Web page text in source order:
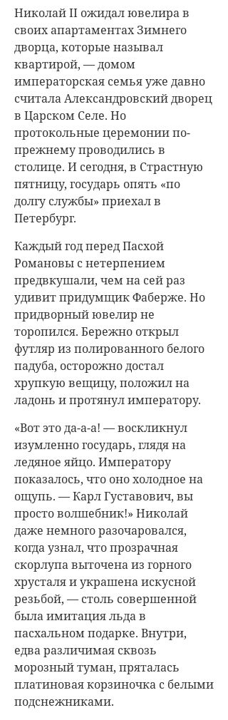
Николай II ожидал ювелира в
своих апартаментах Зимнего
дворца, которые называл
квартирой, — домом
императорская семья уже давно
считала Александровский дворец
в Царском Селе. Но
протокольные церемонии по-
прежнему проводились в
столице. И сегодня, в Страстную
пятницу, государь опять «по
долгу службы» приехал в
Петербург.
Каждый год перед Пасхой
Романовы с нетерпением
предвкушали, чем на сей раз
удивит придумщик Фаберже. Но
придворный ювелир не
торопился. Бережно открыл
футляр из полированного белого
падуба, осторожно достал
хрупкую вещицу, положил на
ладонь и протянул императору.
«Вот это да-а-а! — воскликнул
изумленно государь, глядя на
ледяное яйцо. Императору
показалось, что оно холодное на
ощупь. — Карл Густавович, вы
просто волшебник!» Николай
даже немного разочаровался,
когда узнал, что прозрачная
скорлупа выточена из горного
хрусталя и украшена искусной
резьбой, — столь совершенной
была имитация льда в
пасхальном подарке. Внутри,
едва различимая сквозь
морозный туман, пряталась
платиновая корзиночка с белыми
подснежниками.